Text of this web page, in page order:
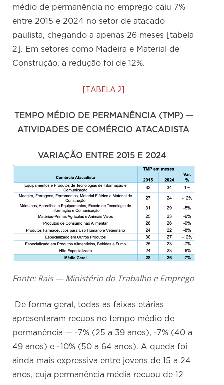
médio de permanência no emprego caiu 7%
entre 2015 e 2024 no setor de atacado
paulista, chegando a apenas 26 meses [tabela
2]. Em setores como Madeira e Material de
Construção, a redução foi de 12%.
[TABELA 2]
TEMPO MÉDIO DE PERMANÊNCIA (TMP) —
ATIVIDADES DE COMÉRCIO ATACADISTA
VARIAÇÃO ENTRE 2015 E 2024
Fonte: Rais — Ministério do Trabalho e Emprego
De forma geral, todas as faixas etárias
apresentaram recuos no tempo médio de
permanência — -7% (25 a 39 anos), -7% (40 a
49 anos) e -10% (50 a 64 anos). A queda foi
ainda mais expressiva entre jovens de 15 a 24
anos, cuja permanência média recuou de 12